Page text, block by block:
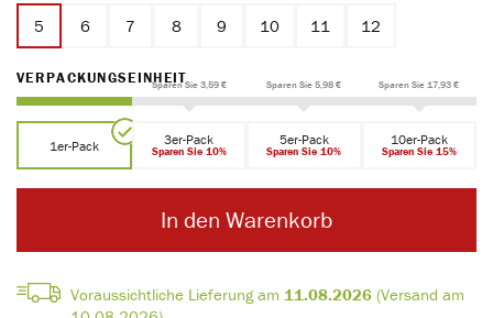
Voraussichtliche Lieferung am 11.08.2026(Versand am
5 6 7 8 9 10 11 12
VERPACKUNGSEINHEITAUSWÄHLEN
Sparen Sie 3,59 € Sparen Sie 5,98 € Sparen Sie 17,93 €
1er-Pack 3er-Pack
Sparen Sie 10%
5er-Pack
Sparen Sie 10%
10er-Pack
Sparen Sie 15%
In den Warenkorb